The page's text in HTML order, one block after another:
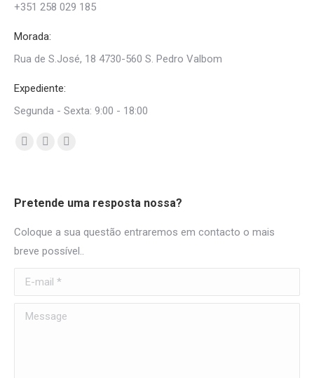
+351 258 029 185
Morada:
Rua de S.José, 18 4730-560 S. Pedro Valbom
Expediente:
Segunda - Sexta: 9:00 - 18:00
Find us on:
in
window
in
in
window
Pretende uma resposta nossa?
Coloque a sua questão entraremos em contacto o mais
breve possível..
E-mail *
Message